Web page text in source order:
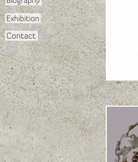
Passion